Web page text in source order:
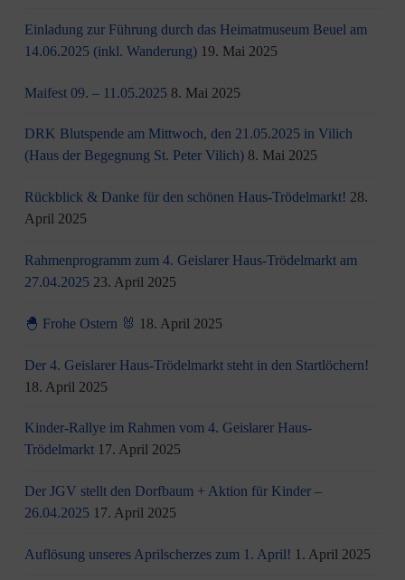
Einladung zur Führung durch das Heimatmuseum Beuel am
14.06.2025 (inkl. Wanderung) 19. Mai 2025
Maifest 09. – 11.05.2025 8. Mai 2025
DRK Blutspende am Mittwoch, den 21.05.2025 in Vilich
(Haus der Begegnung St. Peter Vilich) 8. Mai 2025
Rückblick & Danke für den schönen Haus-Trödelmarkt! 28.
April 2025
Rahmenprogramm zum 4. Geislarer Haus-Trödelmarkt am
27.04.2025 23. April 2025
🐣 Frohe Ostern 🐰 18. April 2025
Der 4. Geislarer Haus-Trödelmarkt steht in den Startlöchern!
18. April 2025
Kinder-Rallye im Rahmen vom 4. Geislarer Haus-
Trödelmarkt 17. April 2025
Der JGV stellt den Dorfbaum + Aktion für Kinder –
26.04.2025 17. April 2025
Auflösung unseres Aprilscherzes zum 1. April! 1. April 2025